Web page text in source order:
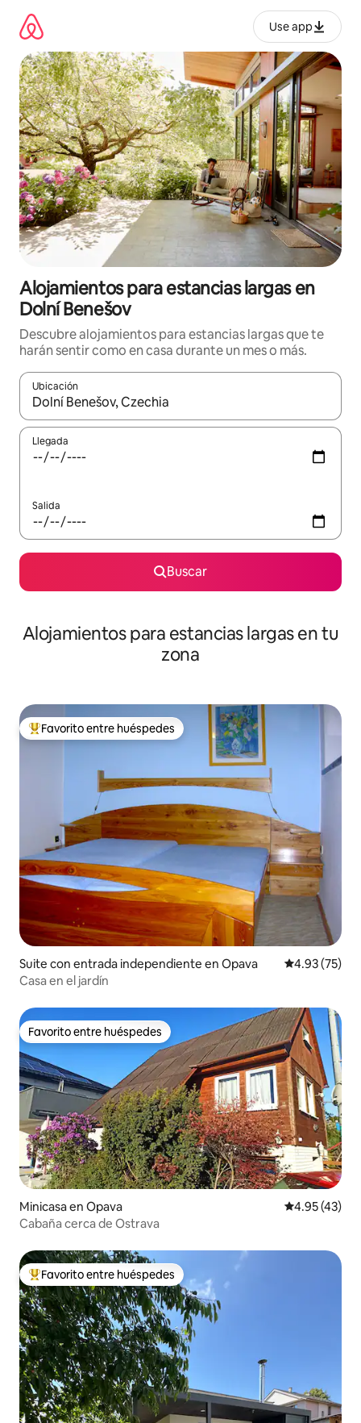
contenido
Use app
Alojamientos para estancias largas en
Dolní Benešov
Descubre alojamientos para estancias largas que te
harán sentir como en casa durante un mes o más.
Ubicación
Cuando los resultados estén disponibles, podrás navegar
Llegada
Salida
Buscar
Alojamientos para estancias largas en tu
zona
De los mejores en Favorito entre huéspedes
Favorito entre huéspedes
Suite con entrada independiente en Opava Calificación
4.93 (75)
Casa en el jardín
Favorito entre huéspedes
Favorito entre huéspedes
Minicasa en Opava Calificación
4.95 (43)
Cabaña cerca de Ostrava
De los mejores en Favorito entre huéspedes
Favorito entre huéspedes